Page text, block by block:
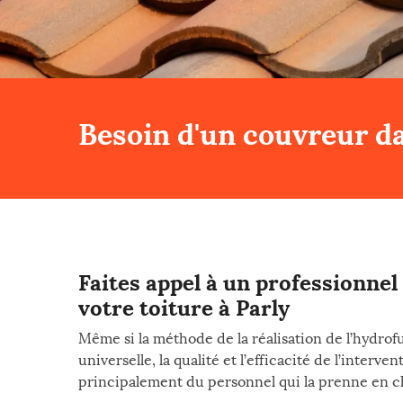
Besoin d'un couvreur
Faites appel à un
votre toiture à Parly
Même si la méthode de la réalisation de
universelle, la qualité et l’efficacité de
principalement du personnel qui la prenne en